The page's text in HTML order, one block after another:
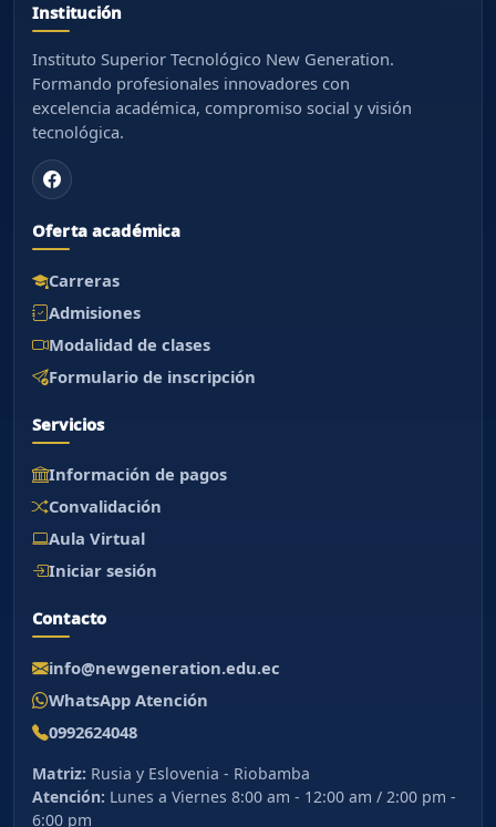
Institución
Instituto Superior Tecnológico New Generation.
Formando profesionales innovadores con
excelencia académica, compromiso social y visión
tecnológica.
Oferta académica
Carreras
Admisiones
Modalidad de clases
Formulario de inscripción
Servicios
Información de pagos
Convalidación
Aula Virtual
Iniciar sesión
Contacto
info@newgeneration.edu.ec
WhatsApp Atención
0992624048
Matriz: Rusia y Eslovenia - Riobamba
Atención: Lunes a Viernes 8:00 am - 12:00 am / 2:00 pm -
6:00 pm
Asistente New Generation
Orientacion institucional
Hola. Puedo orientarte sobre carreras,
admisiones, aranceles, calendario, Portal
Academico, Aula Virtual y contacto
institucional.